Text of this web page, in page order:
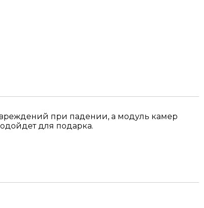
при падении, а модуль камер
для подарка.